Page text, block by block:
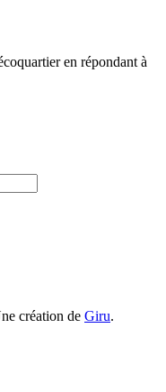
en répondant à
création de Giru.